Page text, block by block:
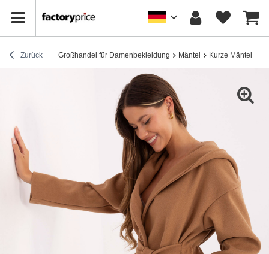
Zurück Großhandel für Damenbekleidung Mäntel Kurze Mäntel